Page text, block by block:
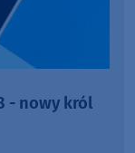
- nowy król